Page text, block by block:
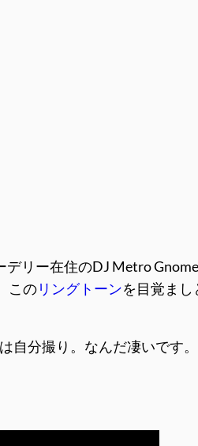
デリー在住のDJ Metro
このリングトーンを目覚ま
自分撮り。なんだ凄いです